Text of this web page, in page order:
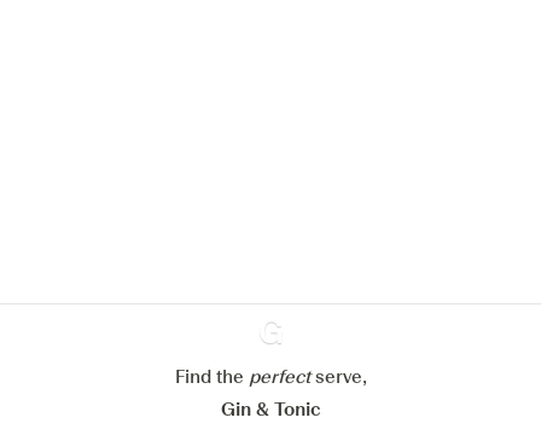
Ginventory
Find the perfectserve,
Gin & Tonic
Paramétrer mes cookies
Refuser tout Accepter tout